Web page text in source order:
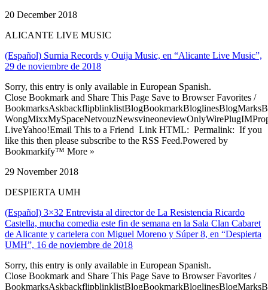
20 December 2018
ALICANTE LIVE MUSIC
(Español) Surnia Records y Ouija Music, en “Alicante Live Music”,
29 de noviembre de 2018
Sorry, this entry is only available in European Spanish.
Close Bookmark and Share This Page Save to Browser Favorites /
LiveYahoo!Email This to a Friend Link HTML: Permalink: If you
like this then please subscribe to the RSS Feed.Powered by
Bookmarkify™ More »
29 November 2018
DESPIERTA UMH
(Español) 3×32 Entrevista al director de La Resistencia Ricardo
Castella, mucha comedia este fin de semana en la Sala Clan Cabaret
de Alicante y cartelera con Miguel Moreno y Súper 8, en “Despierta
UMH”, 16 de noviembre de 2018
Sorry, this entry is only available in European Spanish.
Close Bookmark and Share This Page Save to Browser Favorites /